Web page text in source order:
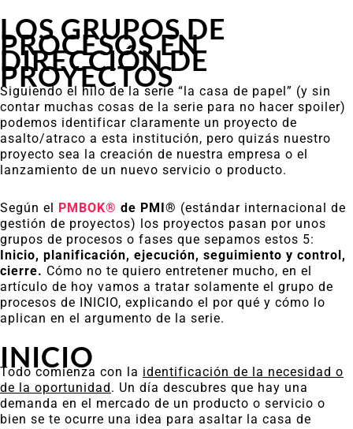
LOS GRUPOS DE
PROCESOS EN
DIRECCIÓN DE
PROYECTOS
Siguiendo el hilo de la serie “la casa de papel” (y sin
contar muchas cosas de la serie para no hacer spoiler)
podemos identificar claramente un proyecto de
asalto/atraco a esta institución, pero quizás nuestro
proyecto sea la creación de nuestra empresa o el
lanzamiento de un nuevo servicio o producto.
Según el PMBOK® de PMI® (estándar internacional de
gestión de proyectos) los proyectos pasan por unos
grupos de procesos o fases que sepamos estos 5:
Inicio, planificación, ejecución, seguimiento y control,
cierre. Cómo no te quiero entretener mucho, en el
artículo de hoy vamos a tratar solamente el grupo de
procesos de INICIO, explicando el por qué y cómo lo
aplican en el argumento de la serie.
INICIO
Todo comienza con la identificación de la necesidad o
de la oportunidad. Un día descubres que hay una
demanda en el mercado de un producto o servicio o
bien se te ocurre una idea para asaltar la casa de